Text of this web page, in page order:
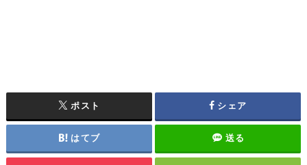
ポスト シェア
はてブ 送る